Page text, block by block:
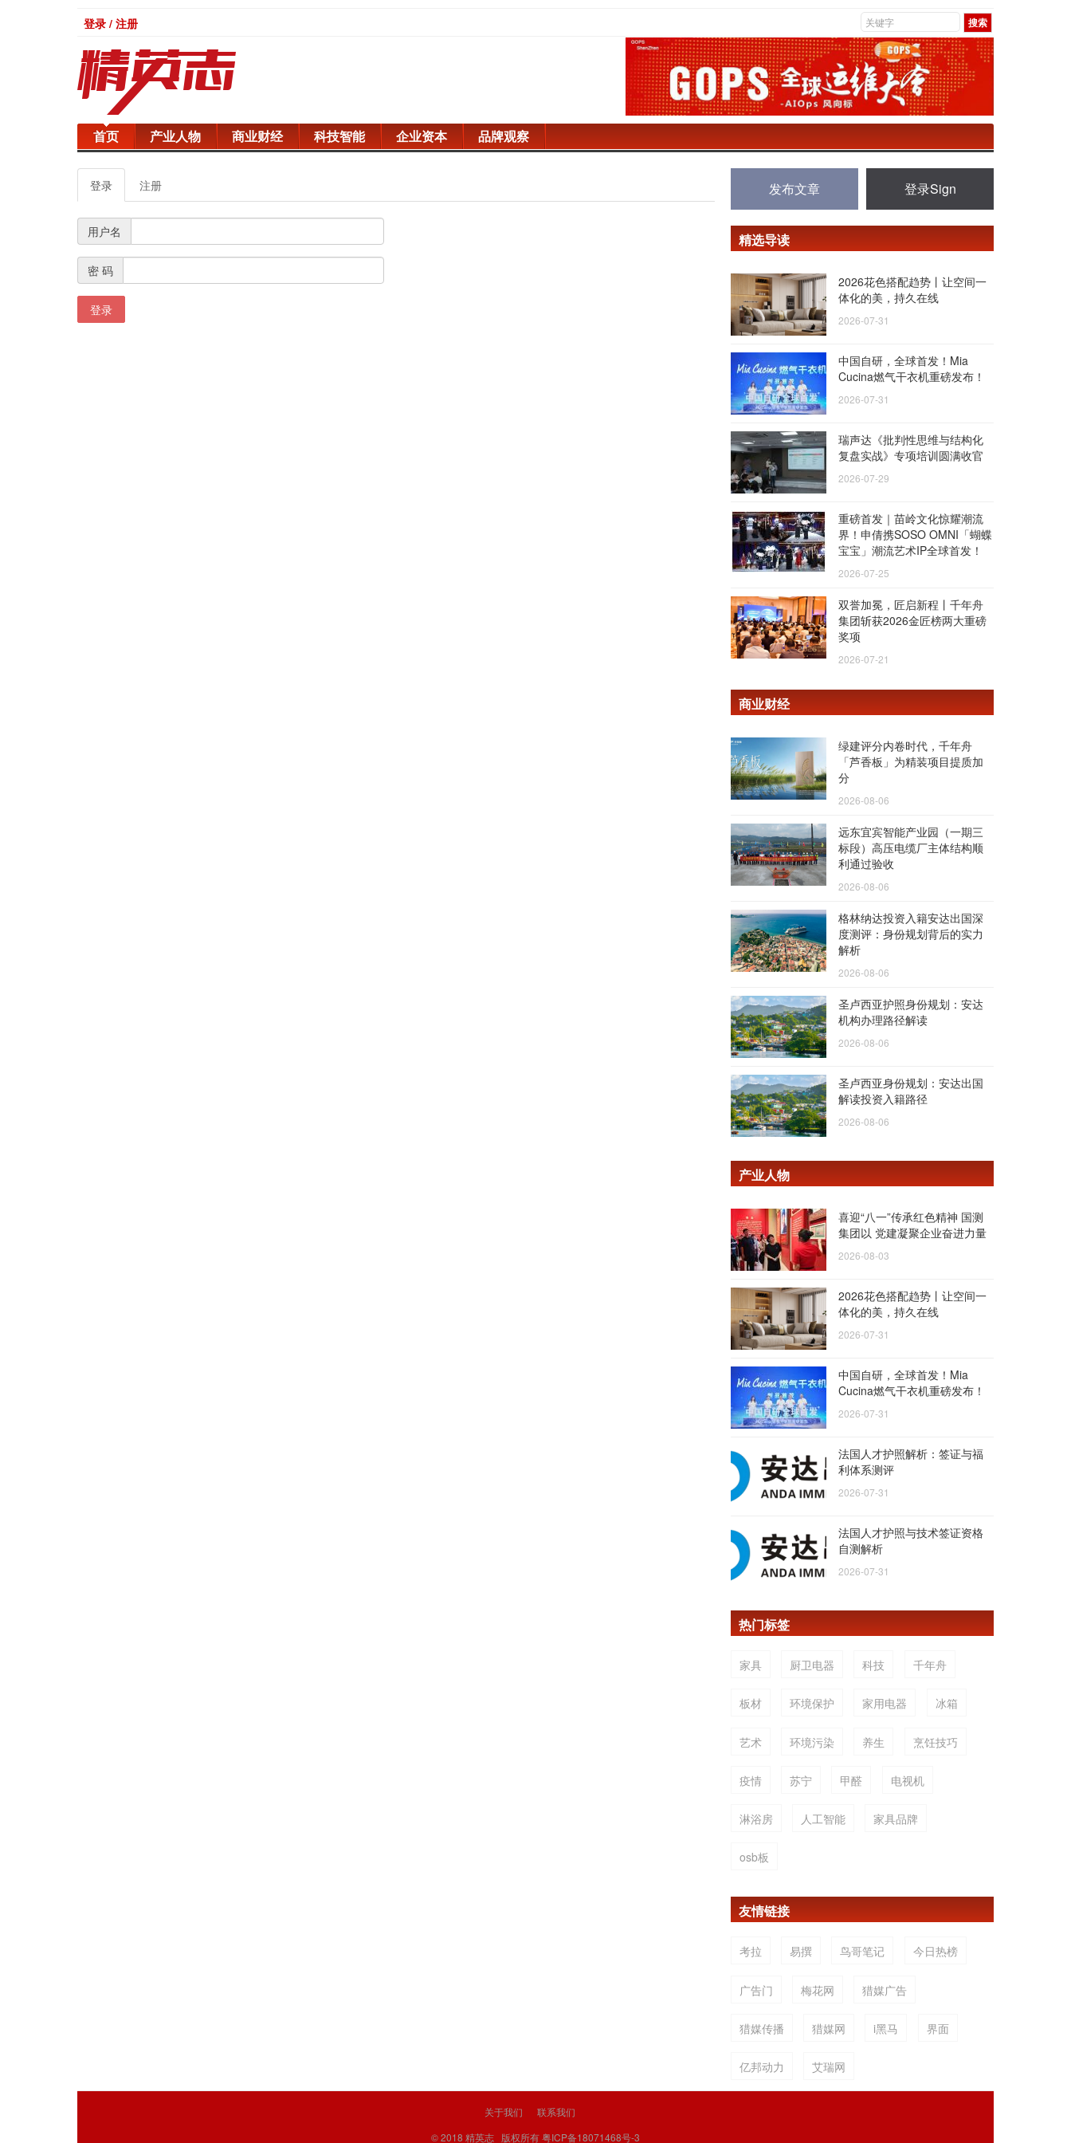
登录 / 注册
首页 产业人物 商业财经 科技智能 企业资本 品牌观察
登录 注册
用户名
密 码
登录
发布文章 登录Sign
精选导读
2026花色搭配趋势丨让空间一
体化的美，持久在线
2026-07-31
中国自研，全球首发！Mia
Cucina燃气干衣机重磅发布！
2026-07-31
瑞声达《批判性思维与结构化
复盘实战》专项培训圆满收官
2026-07-29
重磅首发｜苗岭文化惊耀潮流
界！申倩携SOSO OMNI「蝴蝶
宝宝」潮流艺术IP全球首发！
2026-07-25
双誉加冕，匠启新程丨千年舟
集团斩获2026金匠榜两大重磅
奖项
2026-07-21
商业财经
绿建评分内卷时代，千年舟
「芦香板」为精装项目提质加
分
2026-08-06
远东宜宾智能产业园（一期三
标段）高压电缆厂主体结构顺
利通过验收
2026-08-06
格林纳达投资入籍安达出国深
度测评：身份规划背后的实力
解析
2026-08-06
圣卢西亚护照身份规划：安达
机构办理路径解读
2026-08-06
圣卢西亚身份规划：安达出国
解读投资入籍路径
2026-08-06
产业人物
喜迎“八一”传承红色精神 国测
集团以 党建凝聚企业奋进力量
2026-08-03
2026花色搭配趋势丨让空间一
体化的美，持久在线
2026-07-31
中国自研，全球首发！Mia
Cucina燃气干衣机重磅发布！
2026-07-31
法国人才护照解析：签证与福
利体系测评
2026-07-31
法国人才护照与技术签证资格
自测解析
2026-07-31
热门标签
家具 厨卫电器 科技 千年舟
板材 环境保护 家用电器 冰箱
艺术 环境污染 养生 烹饪技巧
疫情 苏宁 甲醛 电视机
淋浴房 人工智能 家具品牌
osb板
友情链接
考拉 易撰 鸟哥笔记 今日热榜
广告门 梅花网 猎媒广告
猎媒传播 猎媒网 i黑马 界面
亿邦动力 艾瑞网
关于我们
联系我们
© 2018 精英志 版权所有粤ICP备18071468号-3